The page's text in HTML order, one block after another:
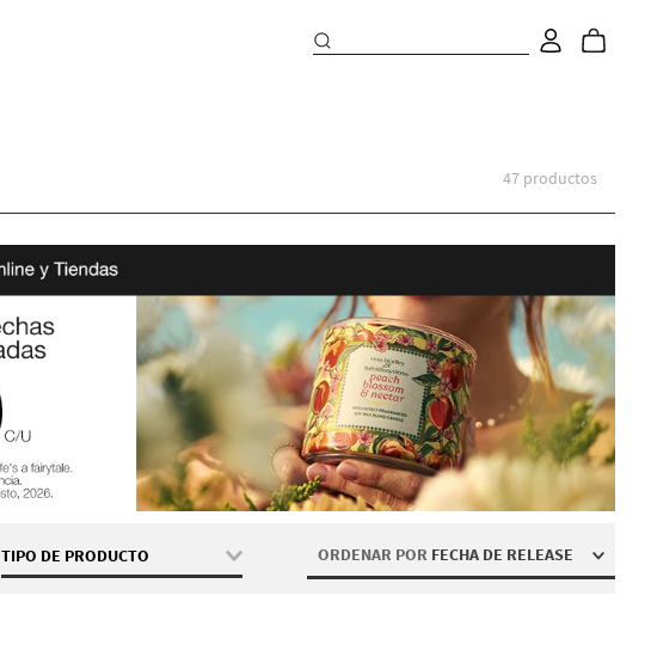
47 productos
TIPO DE PRODUCTO
ORDENAR POR FECHA DE RELEASE